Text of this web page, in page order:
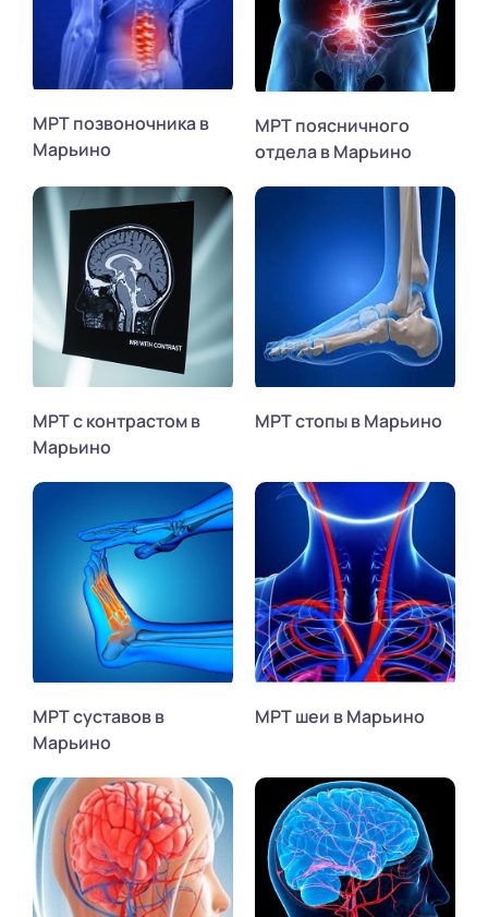
МРТ позвоночника в
Марьино
МРТ поясничного
отдела в Марьино
МРТ с контрастом в
Марьино
МРТ стопы в Марьино
МРТ суставов в
Марьино
МРТ шеи в Марьино